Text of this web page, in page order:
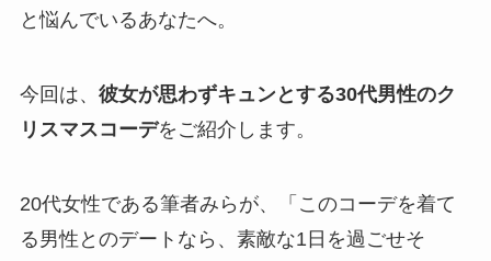
と悩んでいるあなたへ。
今回は、 彼女が思わずキュンとする30代男性のク
リスマスコーデをご紹介します。
20代女性である筆者みらが、「このコーデを着て
る男性とのデートなら、素敵な1日を過ごせそ